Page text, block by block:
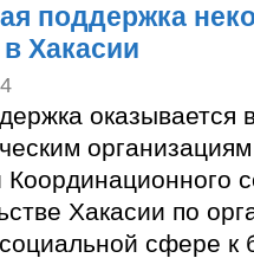
поддержка
Хакасии
оказывается
Координационного
Хакасии по
сфере к